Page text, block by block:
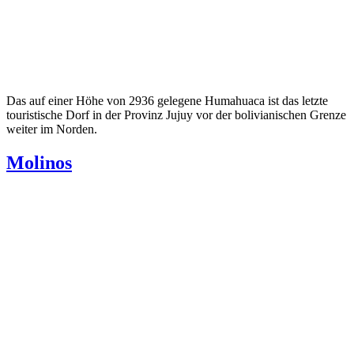
Das auf einer Höhe von 2936 gelegene Humahuaca ist das letzte
touristische Dorf in der Provinz Jujuy vor der bolivianischen Grenze
weiter im Norden.
Molinos